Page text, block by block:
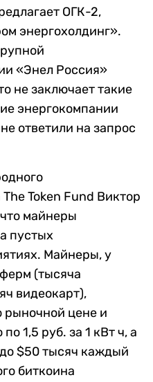
ОГК-2,
энергохолдинг».
«Энел Россия»
не заключает такие
энергокомпании
ответили на запрос
Token Fund Виктор
майнеры
пустых
Майнеры, у
(тысяча
видеокарт),
цене и
1,5 руб. за 1 кВт ч, а
$50 тысяч каждый
биткоина